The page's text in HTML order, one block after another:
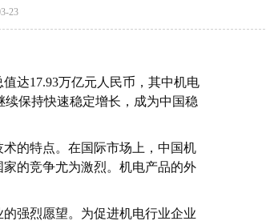
23
达17.93万亿元人民币，其中机电
续保持快速稳定增长，成为中国稳
的特点。在国际市场上，中国机
的竞争尤为激烈。机电产品的外
强烈愿望。为促进机电行业企业